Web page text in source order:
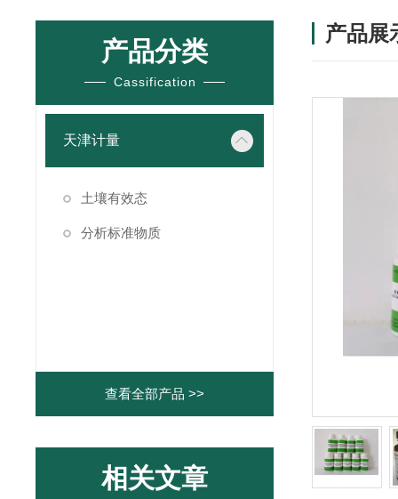
产品分类
Cassification
天津计量
土壤有效态
分析标准物质
查看全部产品 >>
相关文章
产品展